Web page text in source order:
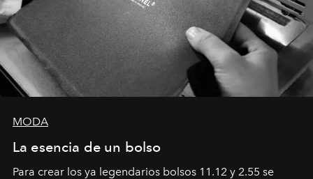
MODA
La esencia de un bolso
Para crear los ya legendarios bolsos 11.12 y 2.55 se